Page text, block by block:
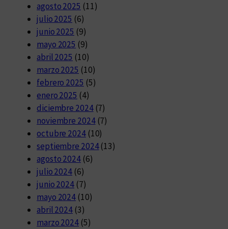
agosto 2025 (11)
julio 2025 (6)
junio 2025 (9)
mayo 2025 (9)
abril 2025 (10)
marzo 2025 (10)
febrero 2025 (5)
enero 2025 (4)
diciembre 2024(7)
noviembre 2024(7)
octubre 2024(10)
septiembre 2024(13)
agosto 2024(6)
julio 2024 (6)
junio 2024 (7)
mayo 2024 (10)
abril 2024 (3)
marzo 2024 (5)